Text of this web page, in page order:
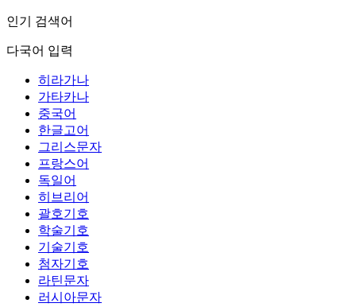
인기 검색어
다국어 입력
히라가나
가타카나
중국어
한글고어
그리스문자
프랑스어
독일어
히브리어
괄호기호
학술기호
기술기호
첨자기호
라틴문자
러시아문자